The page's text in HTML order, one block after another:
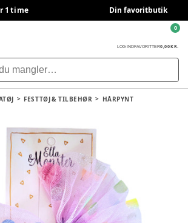
1 time Din favoritbutik
LOG INDFAVORITTER0,00 KR.
0
FESTTØJ & TILBEHØR HÅRPYNT